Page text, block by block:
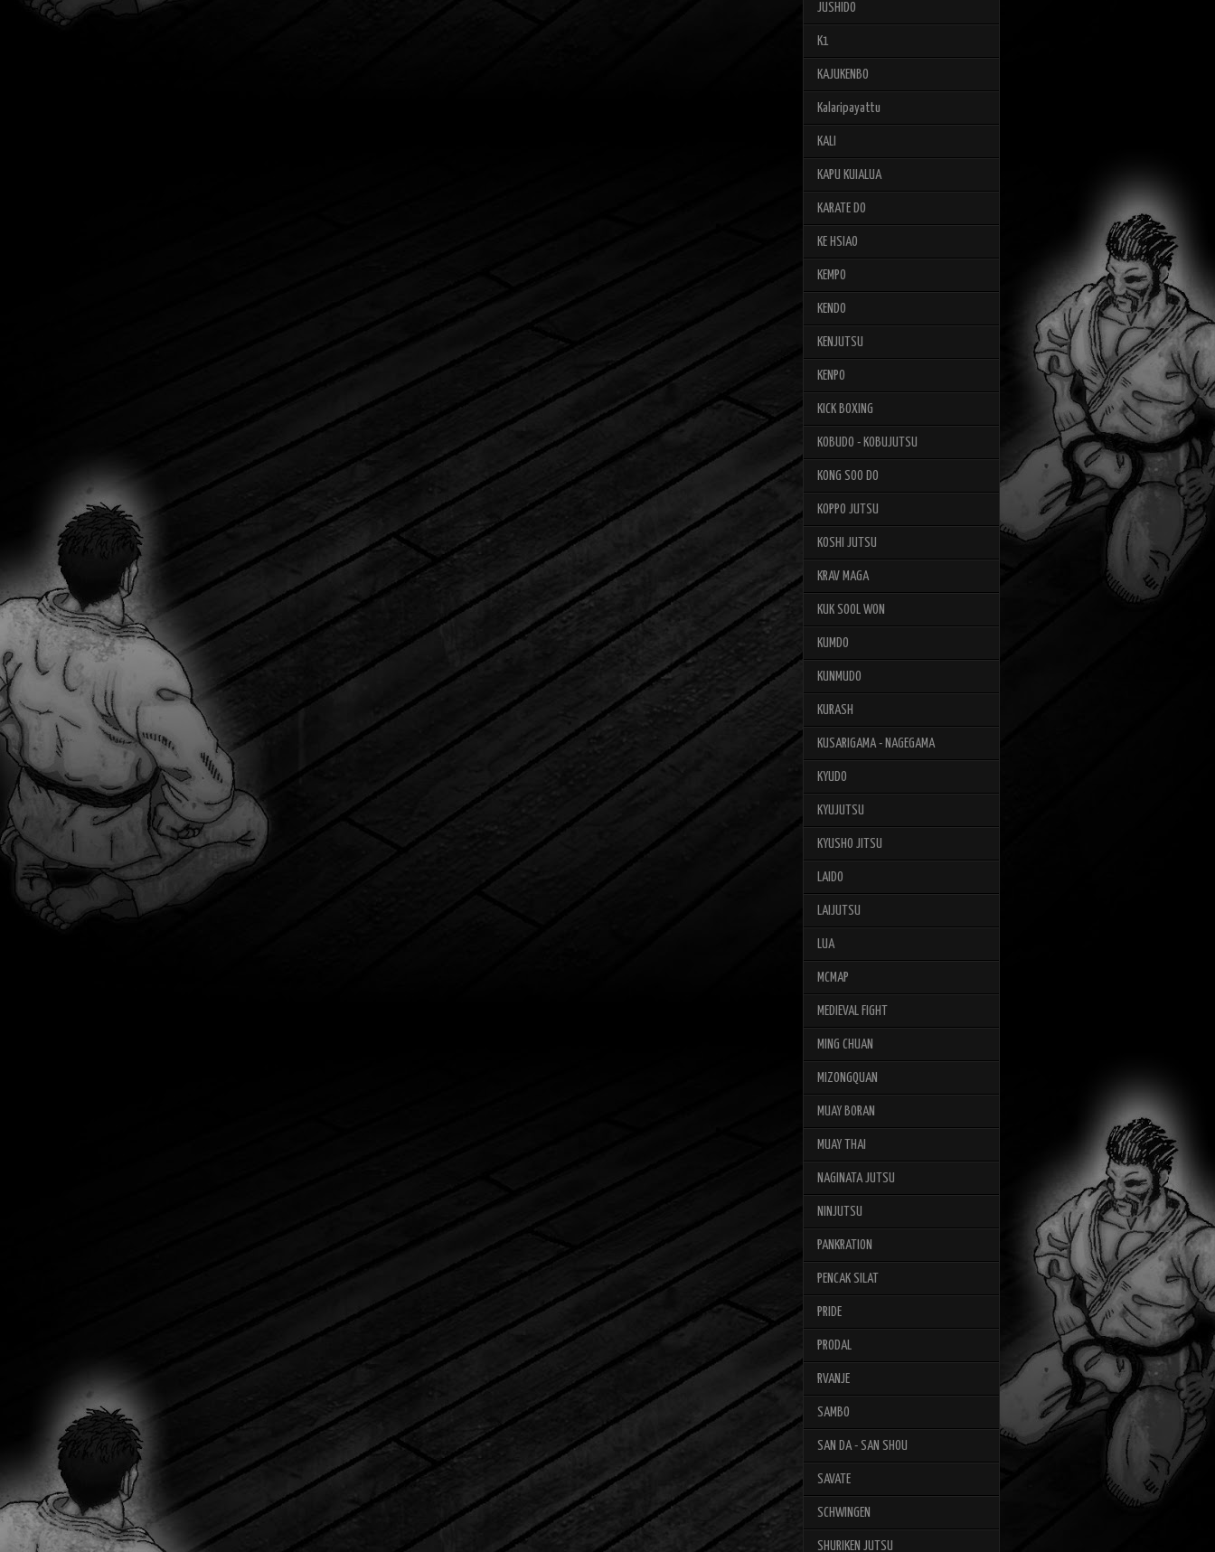
JUSHIDO
K1
KAJUKENBO
Kalaripayattu
KALI
KAPU KUIALUA
KARATE DO
KE HSIAO
KEMPO
KENDO
KENJUTSU
KENPO
KICK BOXING
KOBUDO - KOBUJUTSU
KONG SOO DO
KOPPO JUTSU
KOSHI JUTSU
KRAV MAGA
KUK SOOL WON
KUMDO
KUNMUDO
KURASH
KUSARIGAMA - NAGEGAMA
KYUDO
KYUJUTSU
KYUSHO JITSU
LAIDO
LAIJUTSU
LUA
MCMAP
MEDIEVAL FIGHT
MING CHUAN
MIZONGQUAN
MUAY BORAN
MUAY THAI
NAGINATA JUTSU
NINJUTSU
PANKRATION
PENCAK SILAT
PRIDE
PRODAL
RVANJE
SAMBO
SAN DA - SAN SHOU
SAVATE
SCHWINGEN
SHURIKEN JUTSU